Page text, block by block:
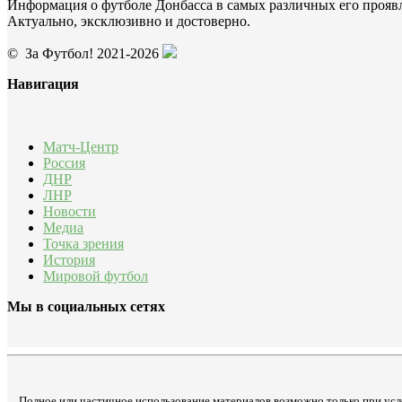
Информация о футболе Донбасса в самых различных его
Актуально, эксклюзивно и достоверно.
© За Футбол! 2021-2026
Навигация
Матч-Центр
Россия
ДНР
ЛНР
Новости
Медиа
Точка зрения
История
Мировой футбол
Мы в социальных сетях